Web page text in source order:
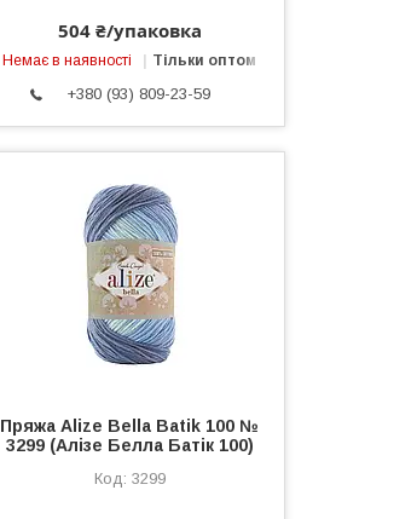
504 ₴/упаковка
Немає в наявності Тільки оптом
+380 (93) 809-23-59
Пряжа Alize Bella Batik 100 №
3299 (Алізе Белла Батік 100)
3299